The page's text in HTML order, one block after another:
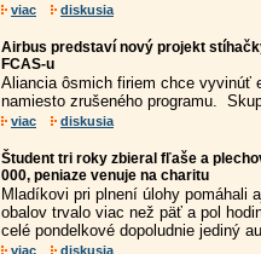
viac diskusia
Airbus predstaví nový projekt
FCAS-u
Aliancia ôsmich firiem chce vyvinúť
namiesto zrušeného programu.
viac diskusia
Študent tri roky zbieral fľaše a
000, peniaze venuje na charitu
Mladíkovi pri plnení úlohy pomáhali
obalov trvalo viac než päť a pol
celé pondelkové dopoludnie jediný
viac diskusia